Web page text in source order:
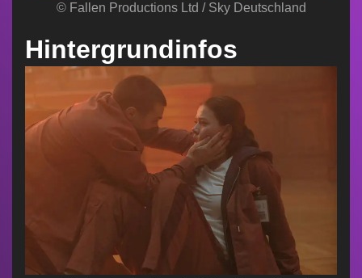
© Fallen Productions Ltd / Sky Deutschland
Hintergrundinfos